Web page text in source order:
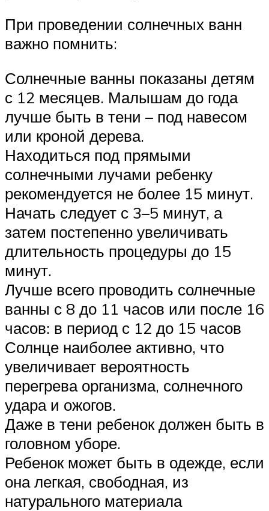
При проведении солнечных ванн
важно помнить:
Солнечные ванны показаны детям
с 12 месяцев. Малышам до года
лучше быть в тени – под навесом
или кроной дерева.
Находиться под прямыми
солнечными лучами ребенку
рекомендуется не более 15 минут.
Начать следует с 3–5 минут, а
затем постепенно увеличивать
длительность процедуры до 15
минут.
Лучше всего проводить солнечные
ванны с 8 до 11 часов или после 16
часов: в период с 12 до 15 часов
Солнце наиболее активно, что
увеличивает вероятность
перегрева организма, солнечного
удара и ожогов.
Даже в тени ребенок должен быть в
головном уборе.
Ребенок может быть в одежде, если
она легкая, свободная, из
натурального материала